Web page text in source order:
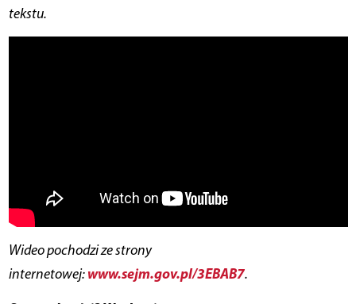
tekstu.
Wideo pochodzi ze strony
internetowej:www.sejm.gov.pl/3EBAB7.